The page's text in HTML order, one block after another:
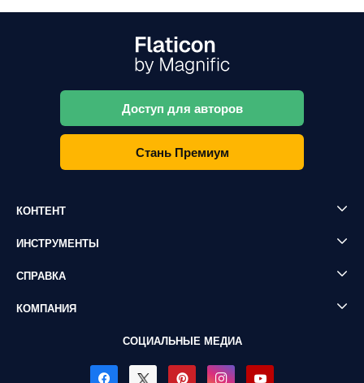
Доступ для авторов
Стань Премиум
КОНТЕНТ
ИНСТРУМЕНТЫ
СПРАВКА
КОМПАНИЯ
СОЦИАЛЬНЫЕ МЕДИА